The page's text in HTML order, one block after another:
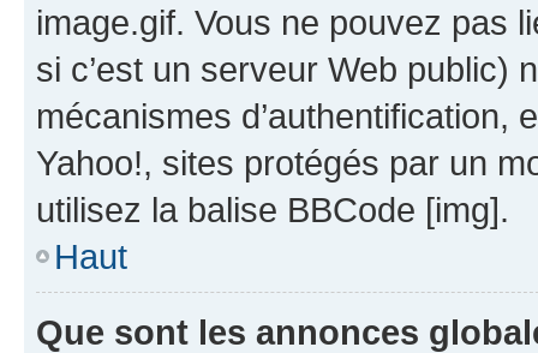
image.gif. Vous ne pouvez pas
si c’est un serveur Web public)
mécanismes d’authentification,
Yahoo!, sites protégés par un
utilisez la balise BBCode [img].
Haut
Que sont les annonces